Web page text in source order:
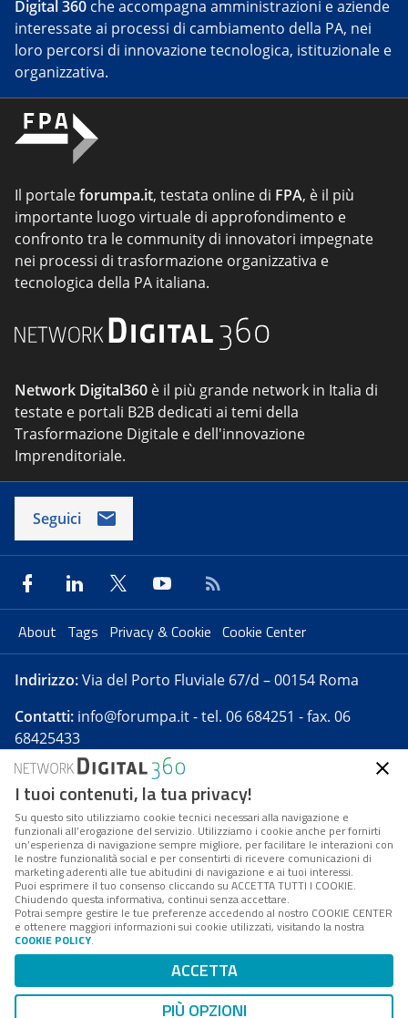
Digital 360 che accompagna amministrazioni e aziende
interessate ai processi di cambiamento della PA, nei
loro percorsi di innovazione tecnologica, istituzionale e
organizzativa.
Il portaleforumpa.it, testata online di FPA, è il più
importante luogo virtuale di approfondimento e
confronto tra le community di innovatori impegnate
nei processi di trasformazione organizzativa e
tecnologica della PA italiana.
Network Digital360 è il più grande network in Italia di
testate e portali B2B dedicati ai temi della
Trasformazione Digitale e dell'innovazione
Imprenditoriale.
Seguici
About Tags Privacy & Cookie Cookie Center
Indirizzo:Via del Porto Fluviale 67/d – 00154 Roma
Contatti: info@forumpa.it- tel. 06 684251 - fax. 06
68425433
Forumpa.itè una pubblicazione telematica iscritta
presso Registro della stampa del Tribunale di Roma -
Reg. n. 182 del 2 maggio 2008 - Direttore resp. Michela
Stentella
FPA s.r.l. è società soggetta a Direzione e
Coordinamento da parte di Digital360 S.p.A. - FPA s.r.l.
è un'azienda certificata per il sistema di management
Codice Fiscale/Partita IVA n. 10693191008 - R.E.A. Roma
n. 1249791. ISP AWS
Mappa del sito
I tuoi contenuti, la tua privacy!
Su questo sito utilizziamo cookie tecnici necessari alla navigazione e
funzionali all’erogazione del servizio. Utilizziamo i cookie anche per fornirti
un’esperienza di navigazione sempre migliore, per facilitare le interazioni con
le nostre funzionalità social e per consentirti di ricevere comunicazioni di
marketing aderenti alle tue abitudini di navigazione e ai tuoi interessi.
Puoi esprimere il tuo consenso cliccando su ACCETTA TUTTI I COOKIE.
Chiudendo questa informativa, continui senza accettare.
Potrai sempre gestire le tue preferenze accedendo al nostro COOKIE CENTER
e ottenere maggiori informazioni sui cookie utilizzati, visitando la nostra
COOKIE POLICY.
ACCETTA
PIÙ OPZIONI